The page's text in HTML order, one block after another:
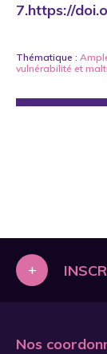
7.https://
Thématique :
vulnérabilité et
+
Nos